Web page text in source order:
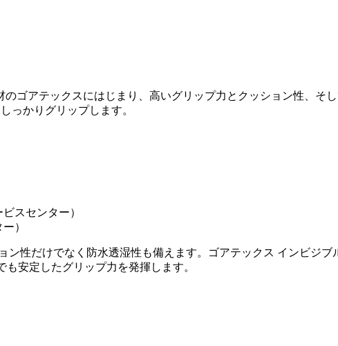
ゴアテックスにはじまり、高いグリップ力とクッション性、そ
っかりグリップします。
）
性だけでなく防水透湿性も備えます。ゴアテックス インビジブ
安定したグリップ力を発揮します。